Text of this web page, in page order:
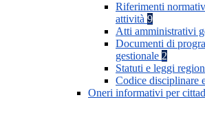
Riferimenti
attività 9
Atti amministrativi
Documenti di
gestionale 2
Statuti e leggi
Codice disciplinare
Oneri informativi per